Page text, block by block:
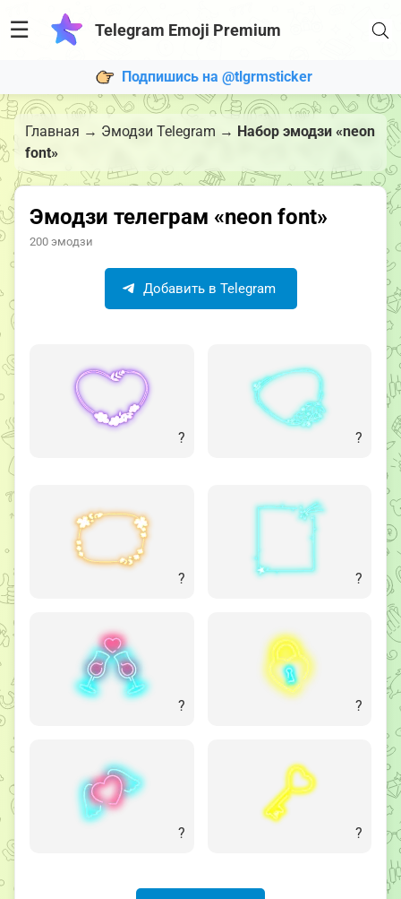
☰ Telegram Emoji Premium
Подпишись на @tlgrmsticker
Главная → Эмодзи Telegram → Набор эмодзи «neon
font»
Эмодзи телеграм «neon font»
200 эмодзи
Добавить в Telegram
? ?
? ?
? ?
? ?